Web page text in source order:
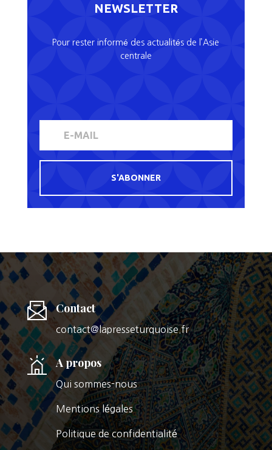
NEWSLETTER
Pour rester informé des actualités de l’Asie
centrale
S'ABONNER
Contact
contact@lapresseturquoise.fr
A propos
Qui sommes-nous
Mentions légales
Politique de confidentialité